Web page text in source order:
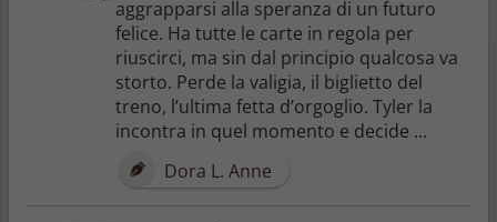
aggrapparsi alla speranza di un futuro
felice. Ha tutte le carte in regola per
riuscirci, ma sin dal principio qualcosa va
storto. Perde la valigia, il biglietto del
treno, l’ultima fetta d’orgoglio. Tyler la
incontra in quel momento e decide ...
Dora L. Anne